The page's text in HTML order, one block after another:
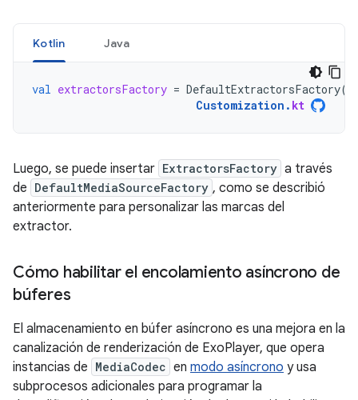
Kotlin Java
val extractorsFactory = DefaultExtractorsFactory
Customization . kt
Luego, se puede insertar ExtractorsFactory a través
de DefaultMediaSourceFactory , como se describió
anteriormente para personalizar las marcas del
extractor.
Cómo habilitar el encolamiento asíncrono de
búferes
El almacenamiento en búfer asíncrono es una mejora en la
canalización de renderización de ExoPlayer, que opera
instancias de MediaCodec en modo asíncrono y usa
subprocesos adicionales para programar la